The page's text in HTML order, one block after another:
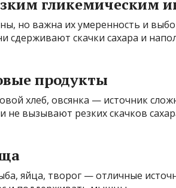
гликемическим
но важна их умеренность и
скачки сахара и
продукты
хлеб, овсянка — источник
не вызывают резких скачков
яйца, творог — отличные